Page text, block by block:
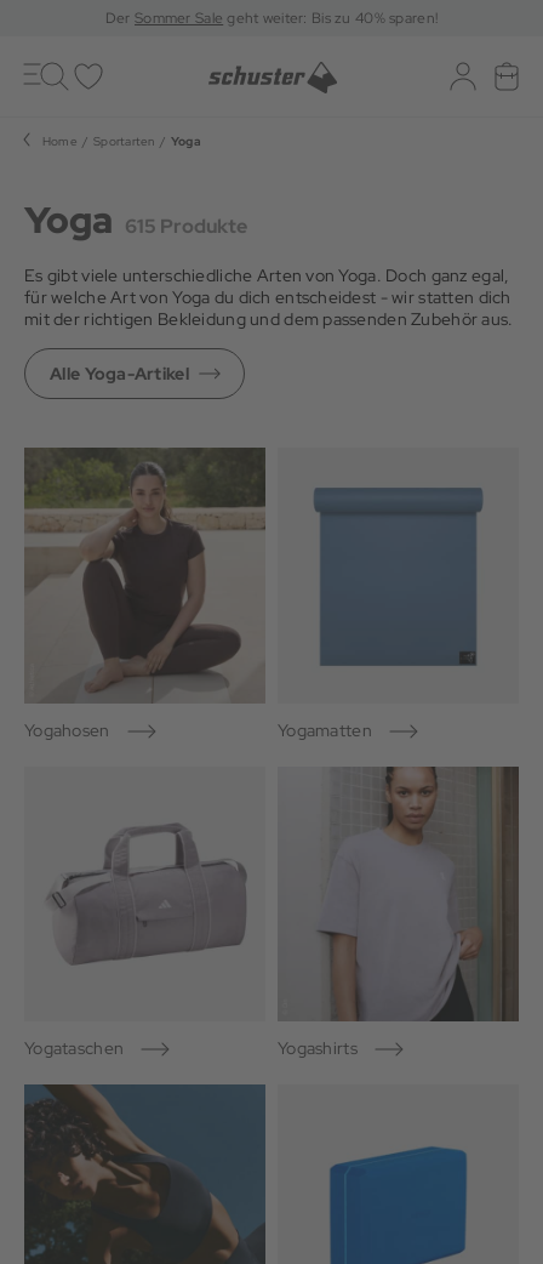
DerSommer Sale geht weiter: Bis zu 40% sparen!
Toggle
navigation
Home Sportarten Yoga
Yoga 615 Produkte
Es gibt viele unterschiedliche Arten von Yoga. Doch ganz egal,
für welche Art von Yoga du dich entscheidest - wir statten dich
mit der richtigen Bekleidung und dem passenden Zubehör aus.
Alle Yoga-Artikel
Yogahosen Yogamatten
Yogataschen Yogashirts